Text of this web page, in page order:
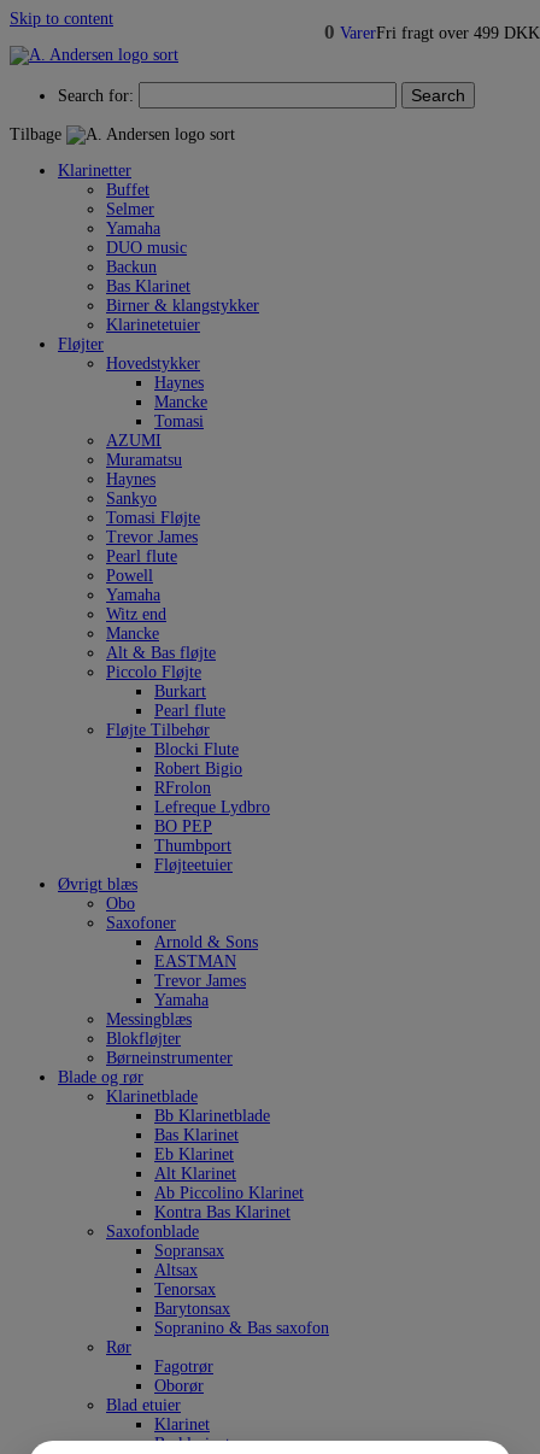
Skip to content
Search for: Search
0 VarerFri fragt over 499 DKK
Tilbage
Klarinetter
Buffet
Selmer
Yamaha
DUO music
Backun
Bas Klarinet
Birner & klangstykker
Klarinetetuier
Fløjter
Hovedstykker
Haynes
Mancke
Tomasi
AZUMI
Muramatsu
Haynes
Sankyo
Tomasi Fløjte
Trevor James
Pearl flute
Powell
Yamaha
Witz end
Mancke
Alt & Bas fløjte
Piccolo Fløjte
Burkart
Pearl flute
Fløjte Tilbehør
Blocki Flute
Robert Bigio
RFrolon
Lefreque Lydbro
BO PEP
Thumbport
Fløjteetuier
Øvrigt blæs
Obo
Saxofoner
Arnold & Sons
EASTMAN
Trevor James
Yamaha
Messingblæs
Blokfløjter
Børneinstrumenter
Blade og rør
Klarinetblade
Bb Klarinetblade
Bas Klarinet
Eb Klarinet
Alt Klarinet
Ab Piccolino Klarinet
Kontra Bas Klarinet
Saxofonblade
Sopransax
Altsax
Tenorsax
Barytonsax
Sopranino & Bas saxofon
Rør
Fagotrør
Oborør
Blad etuier
Klarinet
Basklarinet